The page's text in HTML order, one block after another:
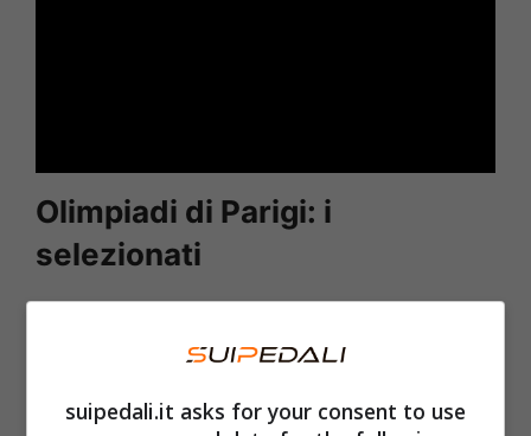
Olimpiadi di Parigi: i
selezionati
Filippo Ganna,Alberto Bettiol
suipedali.it asks for your consent to use